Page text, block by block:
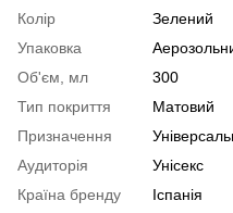
Колір
Зелений
Упаковка
Об'єм, мл
300
Тип покриття
Матовий
Призначення
Аудиторія
Унісекс
Країна бренду
Іспанія